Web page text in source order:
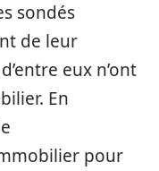
sondés
de leur
eux n’ont
En
pour